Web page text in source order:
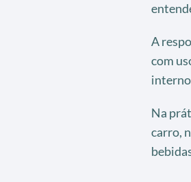
A
com
interno
Na
carro,